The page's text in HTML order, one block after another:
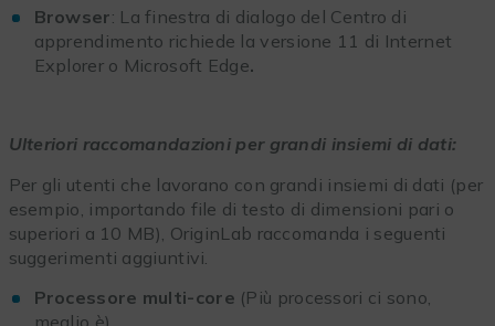
Browser: La finestra di dialogo del Centro di
apprendimento richiede la versione 11 di Internet
Explorer o Microsoft Edge.
Ulteriori raccomandazioni per grandi insiemi di dati:
Per gli utenti che lavorano con grandi insiemi di dati (per
esempio, importando file di testo di dimensioni pari o
superiori a 10 MB), OriginLab raccomanda i seguenti
suggerimenti aggiuntivi.
Processore multi-core (Più processori ci sono,